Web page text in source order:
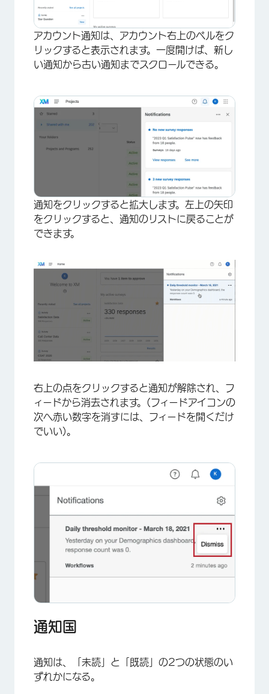
アカウント通知は、アカウント右上のベルをク
リックすると表示されます。一度開けば、新し
い通知から古い通知までスクロールできる。
×
通知をクリックすると拡大します。左上の矢印
をクリックすると、通知のリストに戻ることが
できます。
右上の点をクリックすると通知が解除され、フ
ィードから消去されます。(フィードアイコンの
次へ赤い数字を消すには、フィードを開くだけ
でいい)。
通知国
通知は、「未読」と「既読」の2つの状態のい
ずれかになる。